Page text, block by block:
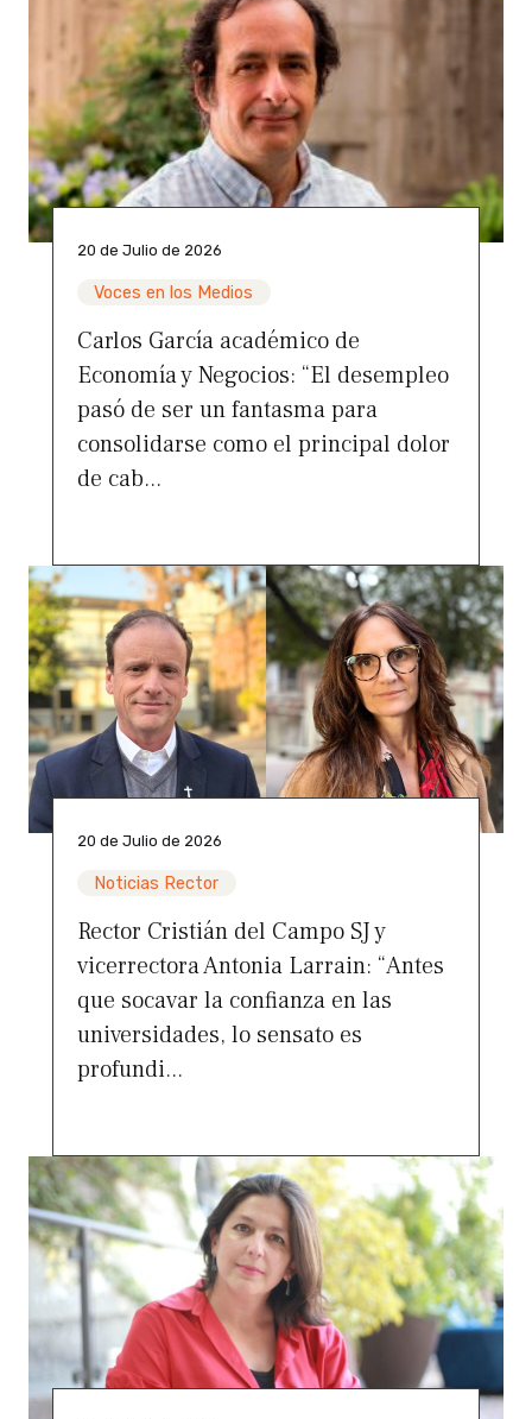
20 de Julio de 2026
Voces en los Medios
Carlos García académico de
Economía y Negocios: “El desempleo
pasó de ser un fantasma para
consolidarse como el principal dolor
de cab...
20 de Julio de 2026
Noticias Rector
Rector Cristián del Campo SJ y
vicerrectora Antonia Larrain: “Antes
que socavar la confianza en las
universidades, lo sensato es
profundi...